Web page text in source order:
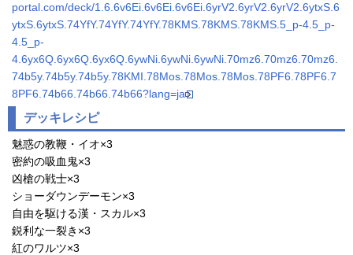
portal.com/deck/1.6.6v6Ei.6v6Ei.6v6Ei.6yrV2.6yrV2.6yrV2.6ytxS.6
ytxS.6ytxS.74YfY.74YfY.74YfY.78KMS.78KMS.78KMS.5_p-4.5_p-
4.5_p-
4.6yx6Q.6yx6Q.6yx6Q.6ywNi.6ywNi.6ywNi.70mz6.70mz6.70mz6.
74b5y.74b5y.74b5y.78KMI.78Mos.78Mos.78Mos.78PF6.78PF6.7
8PF6.74b66.74b66.74b66?lang=ja
デッキレシピ
魅惑の教鞭・イオ×3
密約の吸血鬼×3
凶槍の戦士×3
ショーダウンデーモン×3
自由を駆ける漢・スカル×3
鋭利な一裂き×3
紅のワルツ×3